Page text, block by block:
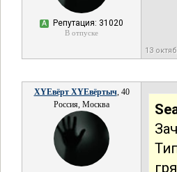
А Репутация: 31020
В отпуске
13
XYEвёрт XYEвёртыч, 40
Россия, Москва